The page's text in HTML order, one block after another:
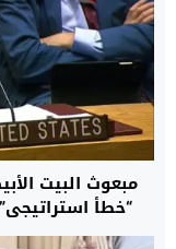
مبعوث البيت
“خطأ
لتحويلها إلى